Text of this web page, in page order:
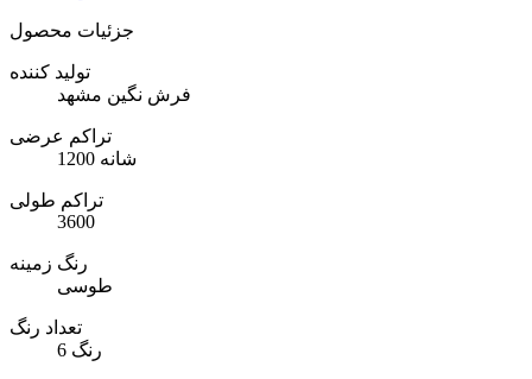
جزئیات محصول
تولید کننده
فرش نگین مشهد
تراکم عرضی
1200 شانه
تراکم طولی
3600
رنگ زمینه
طوسی
تعداد رنگ
6 رنگ